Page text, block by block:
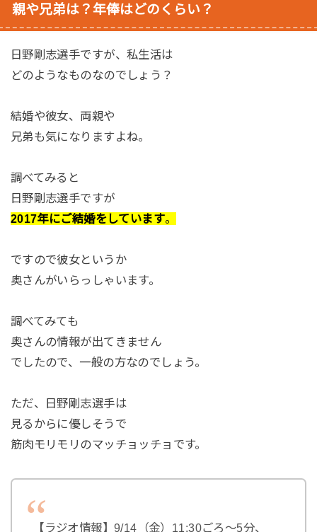
親や兄弟は？年俸はどのくらい？
日野剛志選手ですが、私生活は
どのようなものなのでしょう？
結婚や彼女、両親や
兄弟も気になりますよね。
調べてみると
日野剛志選手ですが
2017年にご結婚をしています。
ですので彼女というか
奥さんがいらっしゃいます。
調べてみても
奥さんの情報が出てきません
でしたので、一般の方なのでしょう。
ただ、日野剛志選手は
見るからに優しそうで
筋肉モリモリのマッチョッチョです。
【ラジオ情報】9/14（金）11:30ごろ～5分、